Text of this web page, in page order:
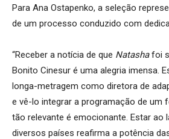
Para Ana Ostapenko, a seleção
de um processo conduzido com
“Receber a notícia de que Natashafoi
Bonito Cinesur é uma alegria imensa.
longa-metragem como diretora de
e vê-lo integrar a programação de um
tão relevante é emocionante. Estar ao
diversos países reafirma a potência